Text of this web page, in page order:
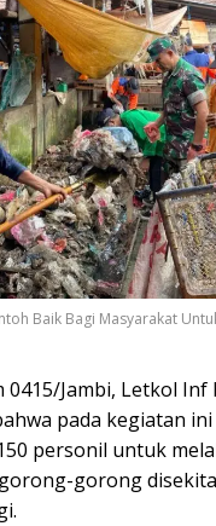
Baik Bagi Masyarakat
0415/Jambi, Letkol
pada kegiatan
personil untuk
gorong